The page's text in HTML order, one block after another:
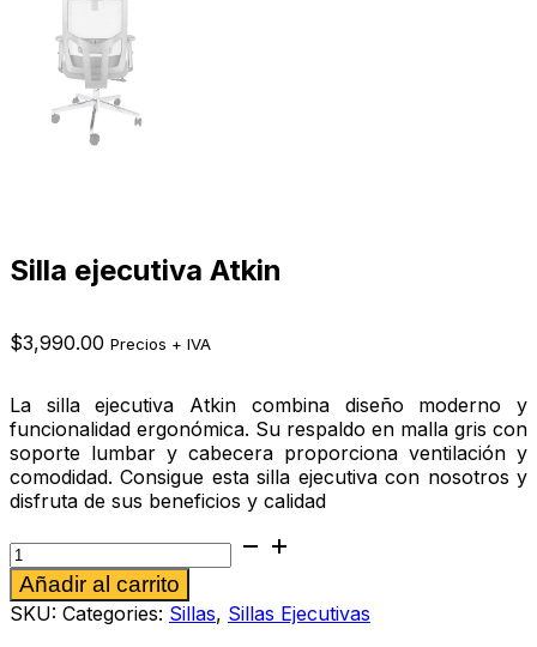
Silla ejecutiva Atkin
$3,990.00 Precios + IVA
La silla ejecutiva Atkin combina diseño moderno y
funcionalidad ergonómica. Su respaldo en malla gris con
soporte lumbar y cabecera proporciona ventilación y
comodidad. Consigue esta silla ejecutiva con nosotros y
disfruta de sus beneficios y calidad
Silla
ejecutiva
Atkin
cantidad
Añadir al carrito
SKU: Categories: Sillas, Sillas Ejecutivas